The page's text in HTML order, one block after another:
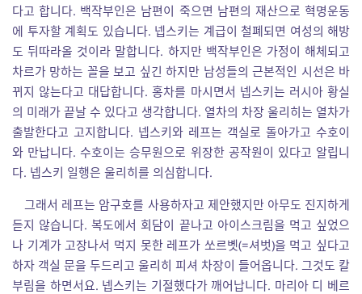
다고 합니다. 백작부인은 남편이 죽으면 남편의 재산으로 혁명운동
에 투자할 계획도 있습니다. 넵스키는 계급이 철폐되면 여성의 해방
도 뒤따라올 것이라 말합니다. 하지만 백작부인은 가정이 해체되고
차르가 망하는 꼴을 보고 싶긴 하지만 남성들의 근본적인 시선은 바
뀌지 않는다고 대답합니다. 홍차를 마시면서 넵스키는 러시아 황실
의 미래가 끝날 수 있다고 생각합니다. 열차의 차장 울리히는 열차가
출발한다고 고지합니다. 넵스키와 레프는 객실로 돌아가고 수호이
와 만납니다. 수호이는 승무원으로 위장한 공작원이 있다고 알립니
다. 넵스키 일행은 울리히를 의심합니다.
그래서 레프는 암구호를 사용하자고 제안했지만 아무도 진지하게
듣지 않습니다. 복도에서 회담이 끝나고 아이스크림을 먹고 싶었으
나 기계가 고장나서 먹지 못한 레프가 쏘르볫(=셔벗)을 먹고 싶다고
하자 객실 문을 두드리고 울리히 피셔 차장이 들어옵니다. 그것도 칼
부림을 하면서요. 넵스키는 기절했다가 깨어납니다. 마리아 디 베르